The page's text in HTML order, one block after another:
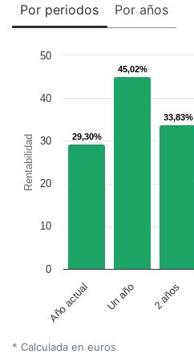
Por periodos Por años
Rentabilidad 29,30%
29,30%
45,02%
45,02%
33,83%
33,83%
Año actual Un año 2 años
0
10
20
30
40
50
* Calculada en euros